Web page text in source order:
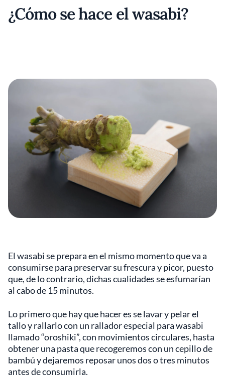
¿Cómo se hace el wasabi?
El wasabi se prepara en el mismo momento que va a
consumirse para preservar su frescura y picor, puesto
que, de lo contrario, dichas cualidades se esfumarían
al cabo de 15 minutos.
Lo primero que hay que hacer es se lavar y pelar el
tallo y rallarlo con un rallador especial para wasabi
llamado “oroshiki”, con movimientos circulares, hasta
obtener una pasta que recogeremos con un cepillo de
bambú y dejaremos reposar unos dos o tres minutos
antes de consumirla.